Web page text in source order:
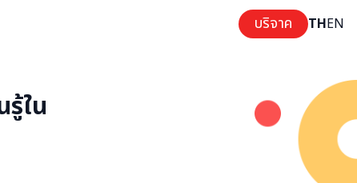
บริจาค THEN
ใน